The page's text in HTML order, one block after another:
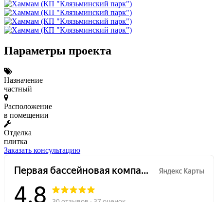
Параметры проекта
Назначение
частный
Расположение
в помещении
Отделка
плитка
Заказать консультацию